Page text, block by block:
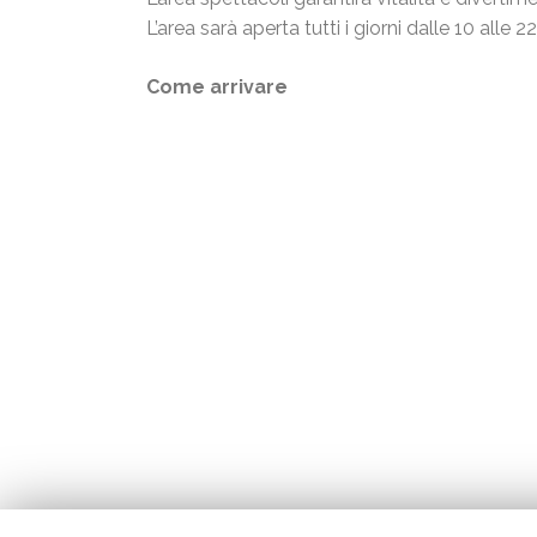
L’area sarà aperta tutti i giorni dalle 10 alle
Come arrivare